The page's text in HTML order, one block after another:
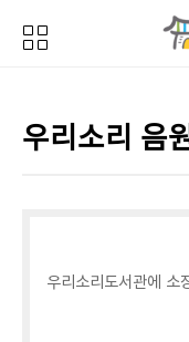
우리소리 음
우리소리도서관에 소